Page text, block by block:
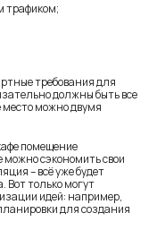
трафиком;
требования для
должны быть все
можно двумя
помещение
можно сэкономить свои
– всё уже будет
Вот только могут
идей: например,
для создания